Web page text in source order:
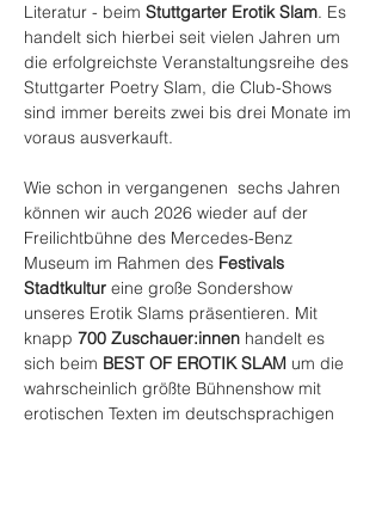
Literatur - beim Stuttgarter Erotik Slam. Es
handelt sich hierbei seit vielen Jahren um
die erfolgreichste Veranstaltungsreihe des
Stuttgarter Poetry Slam, die Club-Shows
sind immer bereits zwei bis drei Monate im
voraus ausverkauft.
Wie schon in vergangenen  sechs Jahren
können wir auch 2026 wieder auf der
Freilichtbühne des Mercedes-Benz
Museum im Rahmen des Festivals
Stadtkultur eine große Sondershow
unseres Erotik Slams präsentieren. Mit
knapp 700 Zuschauer:innen handelt es
sich beim BEST OF EROTIK SLAM um die
wahrscheinlich größte Bühnenshow mit
erotischen Texten im deutschsprachigen